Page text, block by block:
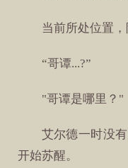
当前所处位置
“哥谭...?”
"哥谭是哪里？"
艾尔德一时没
开始苏醒。